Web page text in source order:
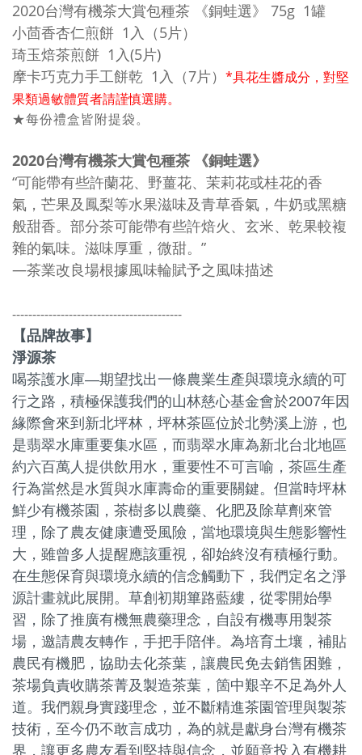
2020台灣有機茶大賞包種茶 《銅蛙選》 75g 1罐
小茴香杏仁煎餅 1入（5片）
琦玉焙茶煎餅 1入(5片)
摩卡巧克力手工餅乾 1入（7片） *具花生醬成分，對堅
果類過敏體質者請謹慎選購。
★每份禮盒皆附提袋。
2020台灣有機茶大賞包種茶 《銅蛙選》
“可能帶有些許蘭花、野薑花、茉莉花或桂花的香
氣，芒果及鳳梨等水果滋味及青草香氣，牛奶或黑糖
般甜香。部分茶可能帶有些許焙火、玄米、乾果較複
雜的氣味。滋味厚重，微甜。”
—茶業改良場根據風味輪賦予之風味描述
------------------------------------------
【品牌故事】
淨源茶
喝茶護水庫—期望找出一條農業生產與環境永續的可
行之路，積極保護我們的山林慈心基金會於2007年因
緣際會來到新北坪林，坪林茶區位於北勢溪上游，也
是翡翠水庫重要集水區，而翡翠水庫為新北台北地區
約六百萬人提供飲用水，重要性不可言喻，茶區生產
行為當然是水質與水庫壽命的重要關鍵。但當時坪林
鮮少有機茶園，茶樹多以農藥、化肥及除草劑來管
理，除了農友健康遭受風險，當地環境與生態影響性
大，雖曾多人提醒應該重視，卻始終沒有積極行動。
在生態保育與環境永續的信念觸動下，我們定名之淨
源計畫就此展開。草創初期篳路藍縷，從零開始學
習，除了推廣有機無農藥理念，自設有機專用製茶
場，邀請農友轉作，手把手陪伴。為培育土壤，補貼
農民有機肥，協助去化茶葉，讓農民免去銷售困難，
茶場負責收購茶菁及製造茶葉，箇中艱辛不足為外人
道。我們親身實踐理念，並不斷精進茶園管理與製茶
技術，至今仍不敢言成功，為的就是獻身台灣有機茶
界，讓更多農友看到堅持與信念，並願意投入有機耕